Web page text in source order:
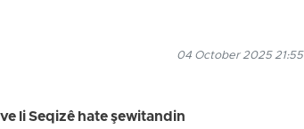
04 October 2025 21:55
li Seqizê hate şewitandin